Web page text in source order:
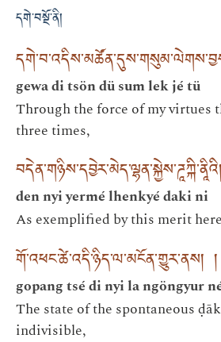
དགེ་བསྔོ་ནི།
gewa di tsön dü sum lek jé tü
Through the force of my virtues
three times,
den nyi yermé lhenkyé daki ni
As exemplified by this merit
གོ་འཕང་ཚེ་འདི་ཉིད་ལ་མངོན་གྱུར་ནས། །
gopang tsé di nyi la ngöngyur
The state of the spontaneous
indivisible,